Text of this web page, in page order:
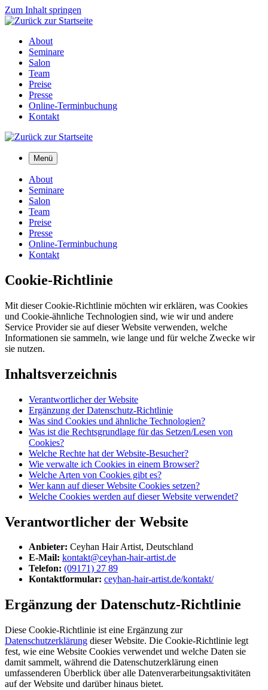
Zum Inhalt springen
About
Seminare
Salon
Team
Preise
Presse
Online-Terminbuchung
Kontakt
Menü
About
Seminare
Salon
Team
Preise
Presse
Online-Terminbuchung
Kontakt
Cookie-Richtlinie
Mit dieser Cookie-Richtlinie möchten wir erklären, was Cookies
und Cookie-ähnliche Technologien sind, wie wir und andere
Service Provider sie auf dieser Website verwenden, welche
Informationen sie sammeln, wie lange und für welche Zwecke wir
sie nutzen.
Inhaltsverzeichnis
Verantwortlicher der Website
Ergänzung der Datenschutz-Richtlinie
Was sind Cookies und ähnliche Technologien?
Was ist die Rechtsgrundlage für das Setzen/Lesen von
Cookies?
Welche Rechte hat der Website-Besucher?
Wie verwalte ich Cookies in einem Browser?
Welche Arten von Cookies gibt es?
Wer kann auf dieser Website Cookies setzen?
Welche Cookies werden auf dieser Website verwendet?
Verantwortlicher der Website
Anbieter: Ceyhan Hair Artist, Deutschland
E-Mail: kontakt@ceyhan-hair-artist.de
Telefon: (09171) 27 89
Kontaktformular: ceyhan-hair-artist.de/kontakt/
Ergänzung der Datenschutz-Richtlinie
Diese Cookie-Richtlinie ist eine Ergänzung zur
Datenschutzerklärung dieser Website. Die Cookie-Richtlinie legt
fest, wie eine Website Cookies verwendet und welche Daten sie
damit sammelt, während die Datenschutzerklärung einen
umfassenderen Überblick über alle Datenverarbeitungsaktivitäten
auf der Website und darüber hinaus bietet.